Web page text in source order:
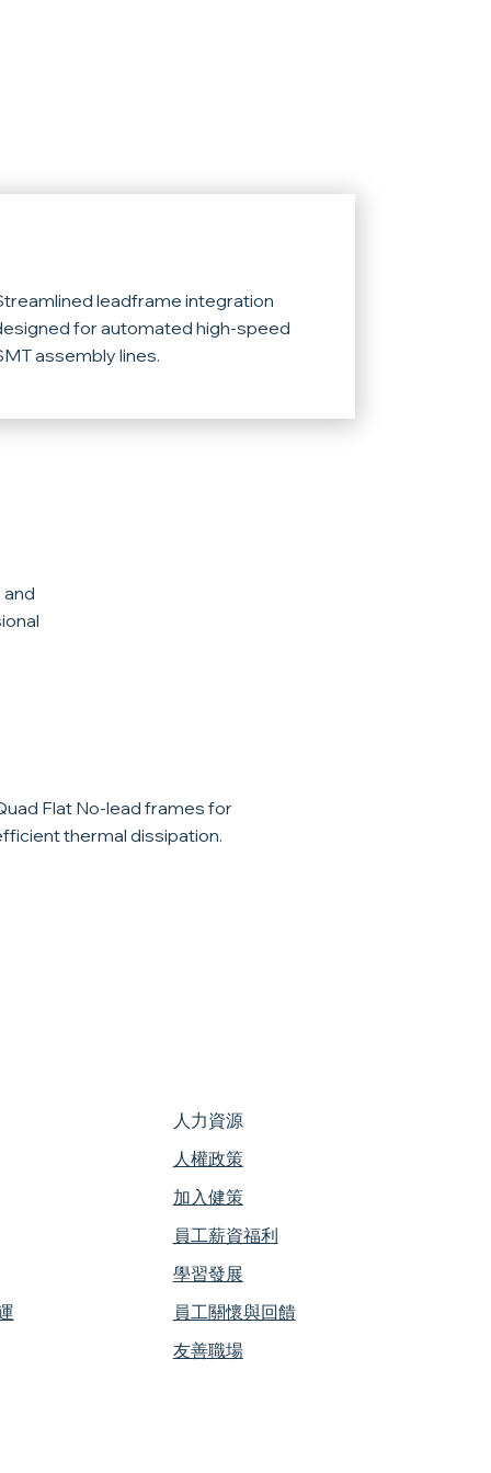
leadframe integration
for automated high-speed
assembly lines.
Flat No-lead frames for
thermal dissipation.
人力資源
人權政策
加入健策
員工薪資福利
學習發展
員工關懷與回饋
友善職場